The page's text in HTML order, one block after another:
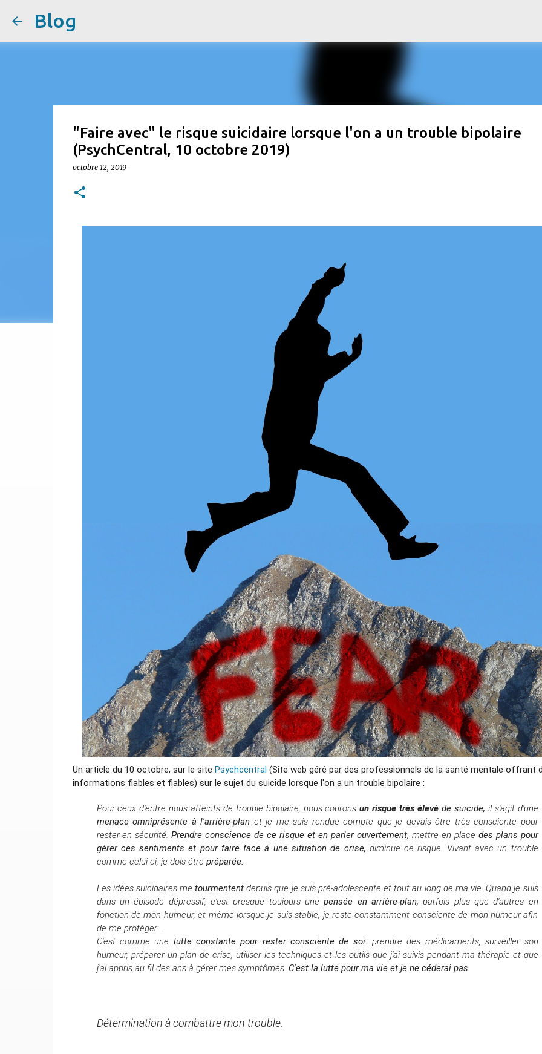
Blog
"Faire avec" le risque suicidaire lorsque l'on a un trouble bipolaire
(PsychCentral, 10 octobre 2019)
octobre 12, 2019
Un article du 10 octobre, sur le site Psychcentral (Site web géré par des professionnels de la santé mentale offrant
informations fiables et fiables) sur le sujet du suicide lorsque l'on a un trouble bipolaire :
Pour ceux d'entre nous atteints de trouble bipolaire, nous courons unrisque très élevé de suicide, il s'agit d'une
menace omniprésente à l'arrière-plan et je me suis rendue compte que je devais être très consciente pour
rester en sécurité.Prendre conscience de ce risque et en parler ouvertement, mettre en place des plans pour
gérer ces sentiments et pour faire face à une situation de crise, diminue ce risque. Vivant avec un trouble
comme celui-ci, je dois être préparée.
Les idées suicidaires metourmententdepuis que je suis pré-adolescente et tout au long de ma vie. Quand je suis
dans un épisode dépressif, c'est presque toujours unepensée en arrière-plan, parfois plus que d'autres en
fonction de mon humeur, et même lorsque je suis stable, je reste constamment consciente de mon humeur afin
de me protéger .
C'est comme une lutte constante pour rester consciente de soi: prendre des médicaments, surveiller son
humeur, préparer un plan de crise, utiliser les techniques et les outils que j'ai suivis pendant ma thérapie et que
j'ai appris au fil des ans à gérer mes symptômes. C'est la lutte pour ma vie et je ne céderai pas.
Détermination à combattre mon trouble.